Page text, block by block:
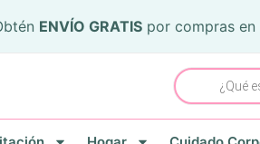
ENVÍO GRATIS por compras en
Búsqueda
de
productos